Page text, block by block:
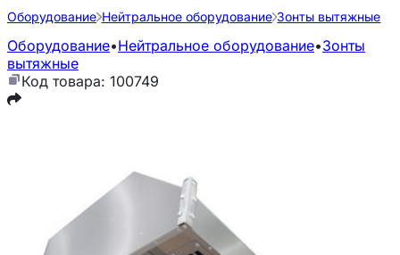
Оборудование Нейтральное оборудование Зонты вытяжные
Оборудование•Нейтральное оборудование•Зонты
вытяжные
Код товара: 100749